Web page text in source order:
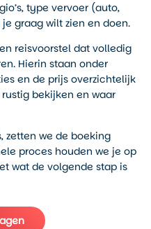
type vervoer (auto,
graag wilt zien en doen.
reisvoorstel dat volledig
Hierin staan onder
en de prijs overzichtelijk
bekijken en waar
zetten we de boeking
proces houden we je op
wat de volgende stap is